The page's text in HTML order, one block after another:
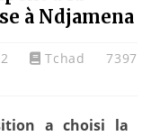
à Ndjamena
Tchad
7397
a choisi la